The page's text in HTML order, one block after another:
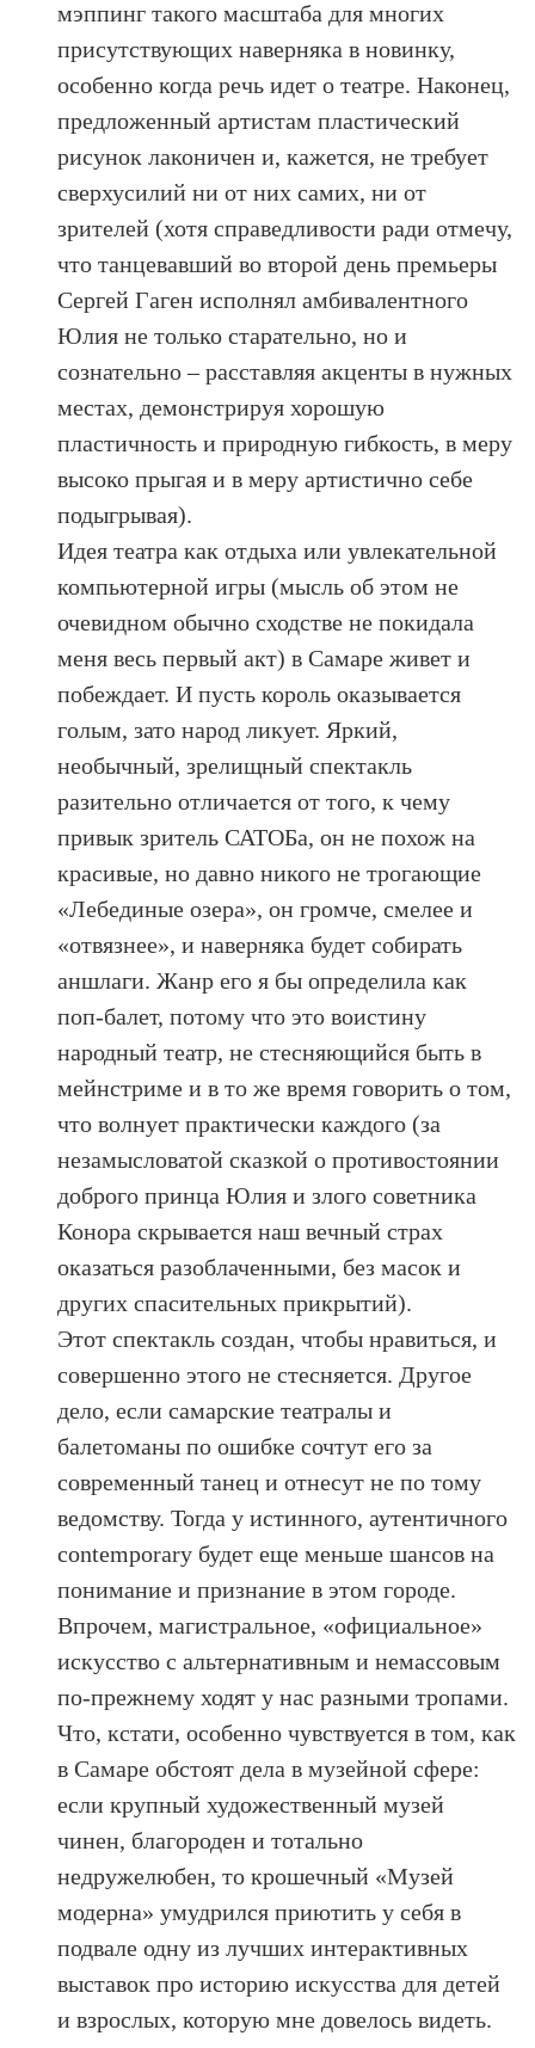
мэппинг такого масштаба для многих
присутствующих наверняка в новинку,
особенно когда речь идет о театре. Наконец,
предложенный артистам пластический
рисунок лаконичен и, кажется, не требует
сверхусилий ни от них самих, ни от
зрителей (хотя справедливости ради отмечу,
что танцевавший во второй день премьеры
Сергей Гаген исполнял амбивалентного
Юлия не только старательно, но и
сознательно – расставляя акценты в нужных
местах, демонстрируя хорошую
пластичность и природную гибкость, в меру
высоко прыгая и в меру артистично себе
подыгрывая).
Идея театра как отдыха или увлекательной
компьютерной игры (мысль об этом не
очевидном обычно сходстве не покидала
меня весь первый акт) в Самаре живет и
побеждает. И пусть король оказывается
голым, зато народ ликует. Яркий,
необычный, зрелищный спектакль
разительно отличается от того, к чему
привык зритель САТОБа, он не похож на
красивые, но давно никого не трогающие
«Лебединые озера», он громче, смелее и
«отвязнее», и наверняка будет собирать
аншлаги. Жанр его я бы определила как
поп-балет, потому что это воистину
народный театр, не стесняющийся быть в
мейнстриме и в то же время говорить о том,
что волнует практически каждого (за
незамысловатой сказкой о противостоянии
доброго принца Юлия и злого советника
Конора скрывается наш вечный страх
оказаться разоблаченными, без масок и
других спасительных прикрытий).
Этот спектакль создан, чтобы нравиться, и
совершенно этого не стесняется. Другое
дело, если самарские театралы и
балетоманы по ошибке сочтут его за
современный танец и отнесут не по тому
ведомству. Тогда у истинного, аутентичного
contemporary будет еще меньше шансов на
понимание и признание в этом городе.
Впрочем, магистральное, «официальное»
искусство с альтернативным и немассовым
по-прежнему ходят у нас разными тропами.
Что, кстати, особенно чувствуется в том, как
в Самаре обстоят дела в музейной сфере:
если крупный художественный музей
чинен, благороден и тотально
недружелюбен, то крошечный «Музей
модерна» умудрился приютить у себя в
подвале одну из лучших интерактивных
выставок про историю искусства для детей
и взрослых, которую мне довелось видеть.